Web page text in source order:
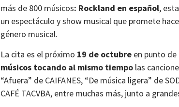
más de 800 músicos: Rockland en español,
un espectáculo y show musical que promete
género musical.
La cita es el próximo 19 de octubre en punto de
músicos tocando al mismo tiempo las
“Afuera” de CAIFANES, “De música ligera” de
CAFÉ TACVBA, entre muchas más, junto a